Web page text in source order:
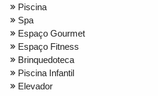
Piscina
Spa
Espaço Gourmet
Espaço Fitness
Brinquedoteca
Piscina Infantil
Elevador